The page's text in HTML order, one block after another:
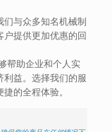
与众多知名机械制
提供更加优惠的回
帮助企业和个人实
益。选择我们的服
的全程体验。